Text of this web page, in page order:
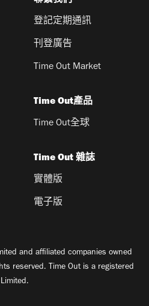
登記定期通訊
刊登廣告
Time Out Market
Time Out產品
Time Out全球
Time Out 雜誌
實體版
電子版
and affiliated companies owned
reserved. Time Out is a registered